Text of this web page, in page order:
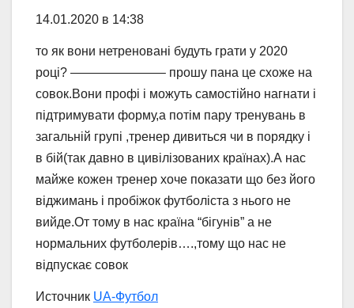
14.01.2020 в 14:38
то як вони нетреновані будуть грати у 2020
році? ———————– прошу пана це схоже на
совок.Вони профі і можуть самостійно нагнати і
підтримувати форму,а потім пару тренувань в
загальній групі ,тренер дивиться чи в порядку і
в бій(так давно в цивілізованих країнах).А нас
майже кожен тренер хоче показати що без його
віджимань і пробіжок футболіста з нього не
вийде.От тому в нас країна “бігунів” а не
нормальних футболерів….,тому що нас не
відпускає совок
Источник UA-Футбол